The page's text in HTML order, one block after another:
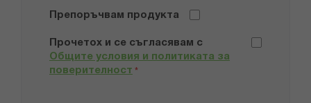
Препоръчвам продукта
Прочетох и се съгласявам с
Общите условия и политиката за
поверителност *